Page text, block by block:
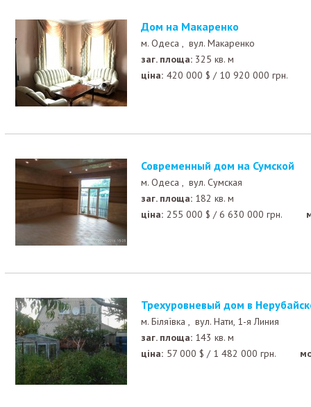
Дом на Макаренко
м. Одеса , вул. Макаренко
заг. площа: 325 кв. м
ціна: 420 000 $ / 10 920 000 грн.
Современный дом на Сумской
м. Одеса , вул. Сумская
заг. площа: 182 кв. м
ціна: 255 000 $ /6 630 000 грн.
Трехуровневый дом в
м. Біляївка , вул. Нати, 1-я Линия
заг. площа: 143 кв. м
ціна: 57 000 $ / 1 482 000 грн.